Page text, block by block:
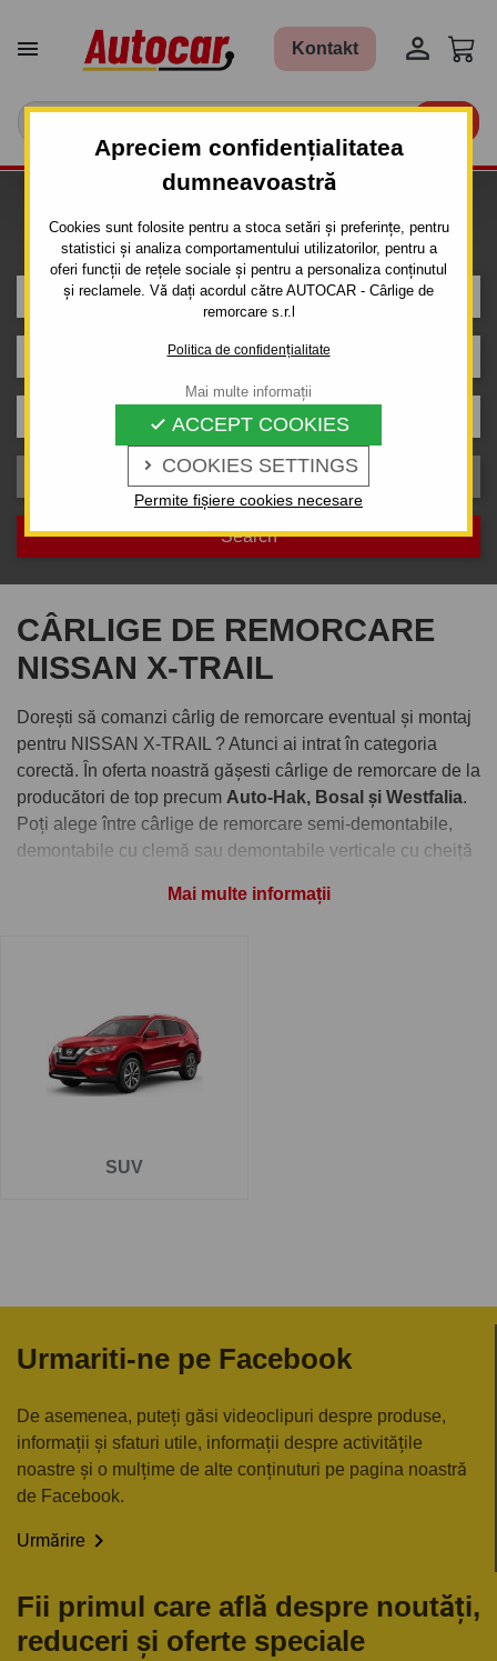
Apreciem confidențialitatea
dumneavoastră
Cookies sunt folosite pentru a stoca setări și preferințe, pentru
statistici și analiza comportamentului utilizatorilor, pentru a
oferi funcții de rețele sociale și pentru a personaliza conținutul
și reclamele. Vă dați acordul către AUTOCAR - Cârlige de
remorcare s.r.l
Politica de confidențialitate
 COOKIES SETTINGS
 ACCEPT COOKIES
Permite fișiere cookies necesare
Mai multe informații
 Kontakt 
mașina
NISSAN
An de producție
CÂRLIGE DE REMORCARE
NISSAN X-TRAIL
Dorești să comanzi cârlig de remorcare eventual și montaj
pentru NISSAN X-TRAIL ? Atunci ai intrat în categoria
corectă. În oferta noastră gășesti cârlige de remorcare de la
producători de top precum Auto-Hak, Bosal și Westfalia.
Poți alege între cârlige de remorcare semi-demontabile,
demontabile cu clemă sau demontabile verticale cu cheiță
www.carlig.roveți găs cârlige remorcare de calitate și
de încredere pentru NISSAN X-TRAIL . Toate cârligele de
remorcare au un tratament special de suprafață
anticorozivă și sunt cu
alege instalația electrică în funcție de ceea ce ați dori să
Mai multe informații
SUV
Urmariti-ne pe Facebook
De asemenea, puteți găsi videoclipuri despre produse,
informații și sfaturi utile, informații despre activitățile
noastre și o mulțime de alte conținuturi pe pagina noastră
de Facebook.
Urmărire 
Fii primul care află despre noutăți,
reduceri și oferte speciale